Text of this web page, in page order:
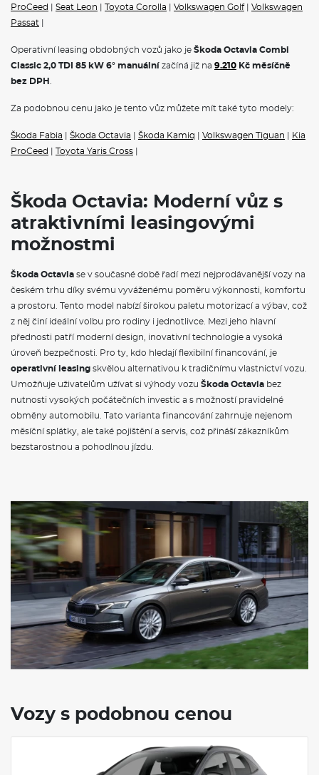
Airbag řidiče a spolujezdce s možností deaktivace na straně
spolujezdce, kolenní airbag řidiče
Hlídání mrtvého úhlu (Side Assist)
Front Assist - s upozorněním a zabržděním při hrozící kolizi s
vozidly, chodci a cyklisty
Manuální regulace sklonu světlometů
Světla pro denní svícení s funkcí Coming Home a Leaving
Home
Adaptivní vedení v jízdním pruhu (Lane Assist+)
Prediktivní tempomat
Systém Start/Stop
Držák telefonu a tabletu, 3. klíč, odpadkový koš ve dveřích
Středová konzola s držáky nápojů, žaluzií, držák multimédií a
POJIŠTĚNÍ
Povinné ručení
Havarijní pojištění se spoluúčastí 10%
ZÁKLADNÍ INFORMACE O SOUČASNÉM
MODELU VOZU ŠKODA OCTAVIA
Škoda Octaviaje jedním z nejpopulárnějších modelů
automobilky Škoda, který se těší velké oblibě mezi řidiči po
celém světě. Současný model, představený v roce 2020, přichází
splňují přísné emisní normy. Novinkou je také
hybridní verze,
která kombinuje klasický spalovací motor s elektrickým
pohonem, a tak nabízí nižší spotřebu paliva a ekologičtější
provoz.Škoda Octavia
je proto skvělou volbou pro ty, kteří
hledají stylový, ekologický a prostorný automobil.
VÝBAVA:
Klimatizace
ProCeed
Seat Leon Toyota Corolla Volkswagen Golf| Volkswagen
Passat
Operativní leasing obdobných vozů jako je Škoda Octavia Combi
Classic 2,0 TDI 85 kW 6° manuální začíná již na 9.210 Kč měsíčně
bez DPH
Za podobnou cenu jako je tento vůz můžete mít také tyto modely:
Škoda Fabia Škoda Octavia Škoda Kamiq Volkswagen Tiguan
Kia
ProCeed
Toyota Yaris Cross
Škoda Octavia: Moderní vůz s
atraktivními leasingovými
možnostmi
Škoda Octavia se v současné době řadí mezi nejprodávanější vozy na
českém trhu díky svému vyváženému poměru výkonnosti, komfortu
a prostoru. Tento model nabízí širokou paletu motorizací a výbav, což
z něj činí ideální volbu pro rodiny i jednotlivce. Mezi jeho hlavní
přednosti patří moderní design, inovativní technologie a vysoká
úroveň bezpečnosti. Pro ty, kdo hledají flexibilní financování, je
operativní leasing skvělou alternativou k tradičnímu vlastnictví vozu.
Umožňuje uživatelům užívat si výhody vozu Škoda Octavia bez
nutnosti vysokých počátečních investic a s možností pravidelné
obměny automobilu. Tato varianta financování zahrnuje nejenom
měsíční splátky, ale také pojištění a servis, což přináší zákazníkům
bezstarostnou a pohodlnou jízdu.
Vozy s podobnou cenou